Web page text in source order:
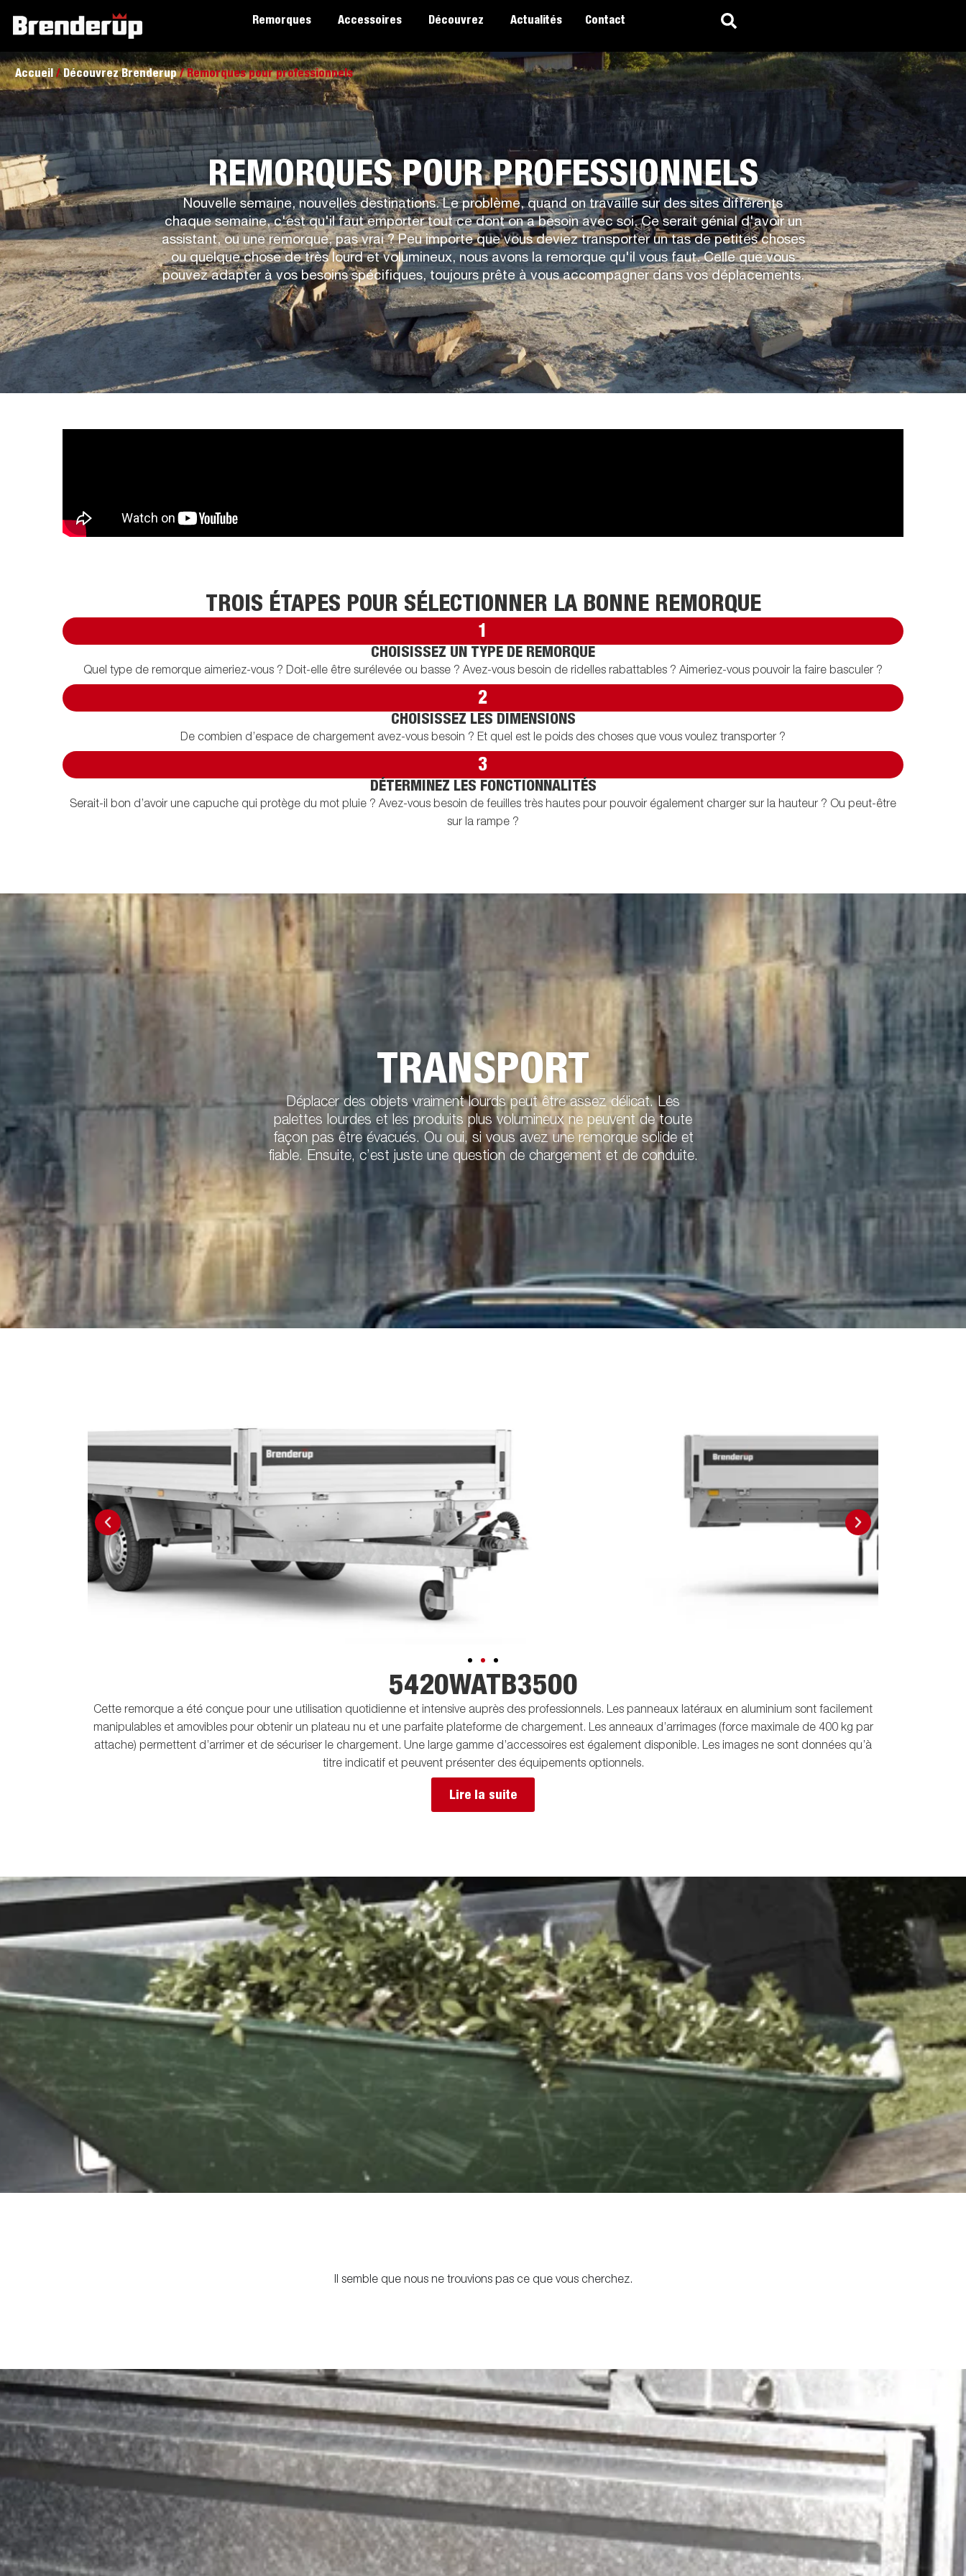
Remorques Accessoires Découvrez Actualités Contact
REMORQUES POUR PROFESSIONNELS
Nouvelle semaine, nouvelles destinations. Le problème, quand on travaille sur des sites différents
chaque semaine, c'est qu'il faut emporter tout ce dont on a besoin avec soi. Ce serait génial d'avoir un
assistant, ou une remorque, pas vrai ? Peu importe que vous deviez transporter un tas de petites choses
ou quelque chose de très lourd et volumineux, nous avons la remorque qu'il vous faut. Celle que vous
pouvez adapter à vos besoins spécifiques, toujours prête à vous accompagner dans vos déplacements.
Accueil/Découvrez Brenderup/ Remorques pour professionnels
TROIS ÉTAPES POUR SÉLECTIONNER LA BONNE REMORQUE
1
CHOISISSEZ UN TYPE DE REMORQUE
Quel type de remorque aimeriez-vous ? Doit-elle être surélevée ou basse ? Avez-vous besoin de ridelles rabattables ? Aimeriez-vous pouvoir la faire basculer ?
2
CHOISISSEZ LES DIMENSIONS
De combien d’espace de chargement avez-vous besoin ? Et quel est le poids des choses que vous voulez transporter ?
3
DÉTERMINEZ LES FONCTIONNALITÉS
Serait-il bon d’avoir une capuche qui protège du mot pluie ? Avez-vous besoin de feuilles très hautes pour pouvoir également charger sur la hauteur ? Ou peut-être
sur la rampe ?
TRANSPORT
Déplacer des objets vraiment lourds peut être assez délicat. Les
palettes lourdes et les produits plus volumineux ne peuvent de toute
façon pas être évacués. Ou oui, si vous avez une remorque solide et
fiable. Ensuite, c’est juste une question de chargement et de conduite.
5420WATB3500
Cette remorque a été conçue pour une utilisation quotidienne et intensive auprès des professionnels. Les panneaux latéraux en aluminium sont facilement
manipulables et amovibles pour obtenir un plateau nu et une parfaite plateforme de chargement. Les anneaux d’arrimages (force maximale de 400 kg par
attache) permettent d’arrimer et de sécuriser le chargement. Une large gamme d’accessoires est également disponible. Les images ne sont données qu’à
titre indicatif et peuvent présenter des équipements optionnels.
Lire la suite
Il semble que nous ne trouvions pas ce que vous cherchez.